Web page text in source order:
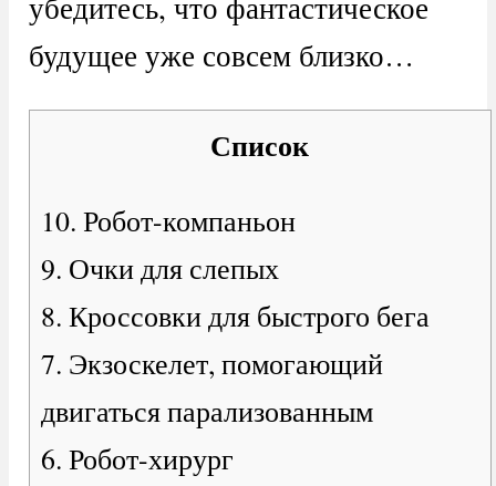
будущее уже совсем близко…
Список
10. Робот-компаньон
9. Очки для слепых
8. Кроссовки для быстрого бега
7. Экзоскелет, помогающий
двигаться парализованным
6. Робот-хирург